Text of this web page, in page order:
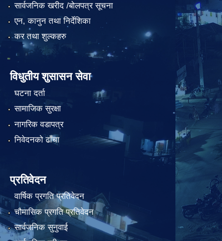
सार्वजनिक खरीद /बोलपत्र सूचना
एन, कानुन तथा निर्देशिका
कर तथा शुल्कहरु
विधुतीय शुसासन सेवा
घटना दर्ता
सामाजिक सुरक्षा
नागरिक वडापत्र
निवेदनको ढाँचा
प्रतिवेदन
वार्षिक प्रगति प्रतिवेदन
चौमासिक प्रगति प्रतिवेदन
सार्वजनिक सुनुवाई